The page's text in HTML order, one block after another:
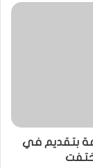
بتقديم في